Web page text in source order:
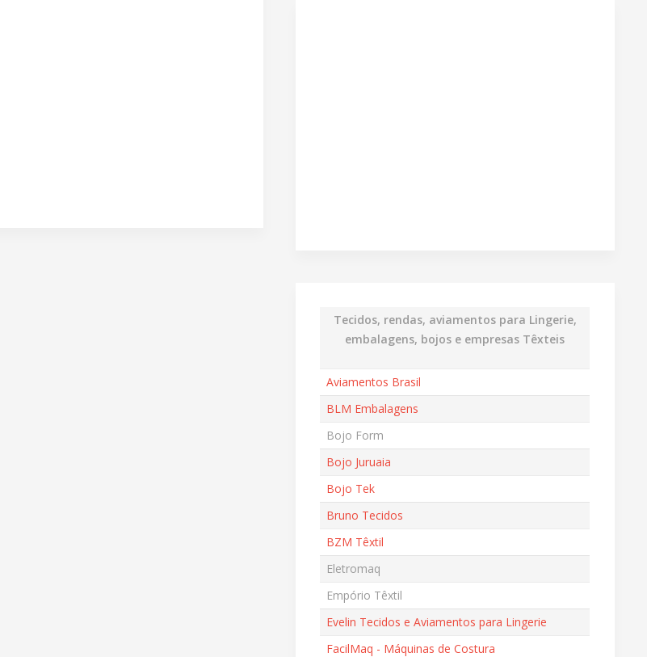
Tecidos, rendas, aviamentos para Lingerie,
embalagens, bojos e empresas Têxteis
Aviamentos Brasil
BLM Embalagens
Bojo Form
Bojo Juruaia
Bojo Tek
Bruno Tecidos
BZM Têxtil
Eletromaq
Empório Têxtil
Evelin Tecidos e Aviamentos para Lingerie
FacilMaq - Máquinas de Costura